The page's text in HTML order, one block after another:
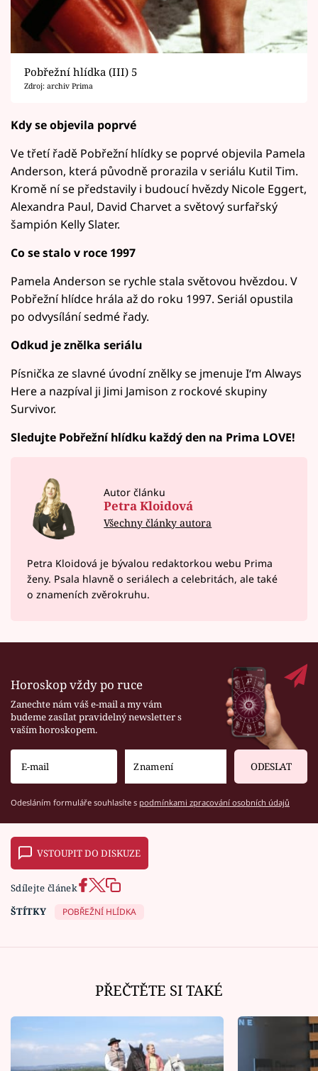
Pobřežní hlídka (III) 5
Zdroj: archiv Prima
Kdy se objevila poprvé
Ve třetí řadě Pobřežní hlídky se poprvé objevila Pamela
Anderson, která původně prorazila v seriálu Kutil Tim.
Kromě ní se představily i budoucí hvězdy Nicole Eggert,
Alexandra Paul, David Charvet a světový surfařský
šampión Kelly Slater.
Co se stalo v roce 1997
Pamela Anderson se rychle stala světovou hvězdou. V
Pobřežní hlídce hrála až do roku 1997. Seriál opustila
po odvysílání sedmé řady.
Odkud je znělka seriálu
Písnička ze slavné úvodní znělky se jmenuje I‘m Always
Here a nazpíval ji Jimi Jamison z rockové skupiny
Survivor.
Sledujte Pobřežní hlídku každý den na Prima LOVE!
Autor článku
Petra Kloidová
Všechny články autora
Petra Kloidová je bývalou redaktorkou webu Prima
ženy. Psala hlavně o seriálech a celebritách, ale také
o znameních zvěrokruhu.
Horoskop vždy po ruce
Zanechte nám váš e-mail a my vám
budeme zasílat pravidelný newsletter s
vaším horoskopem.
ODESLAT
Odesláním formuláře souhlasíte s podmínkami zpracování osobních údajů
VSTOUPIT DO DISKUZE
Sdílejte článek
ŠTÍTKY
POBŘEŽNÍ HLÍDKA
PŘEČTĚTE SI TAKÉ